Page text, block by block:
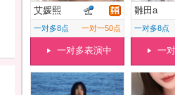
艾媛熙
一对多8点 一对一50点
一对多表演中
雛田a
一对多8点
一